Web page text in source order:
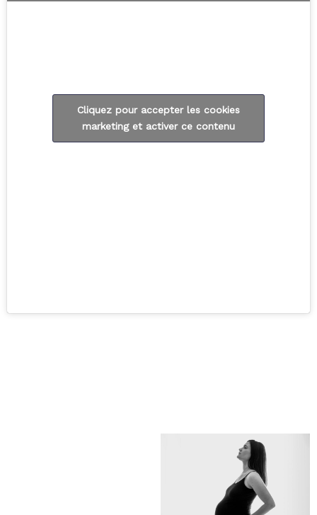
Cliquez pour accepter les cookies
marketing et activer ce contenu